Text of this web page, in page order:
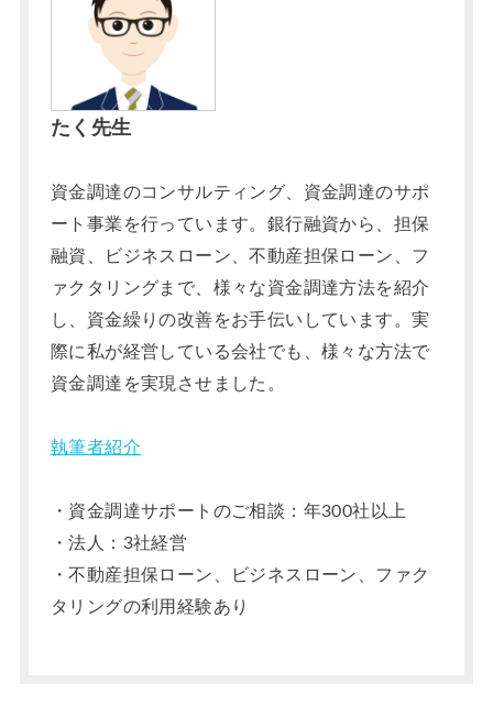
たく先生
資金調達のコンサルティング、資金調達のサポ
ート事業を行っています。銀行融資から、担保
融資、ビジネスローン、不動産担保ローン、フ
ァクタリングまで、様々な資金調達方法を紹介
し、資金繰りの改善をお手伝いしています。実
際に私が経営している会社でも、様々な方法で
資金調達を実現させました。
執筆者紹介
・資金調達サポートのご相談：年300社以上
・法人：3社経営
・不動産担保ローン、ビジネスローン、ファク
タリングの利用経験あり